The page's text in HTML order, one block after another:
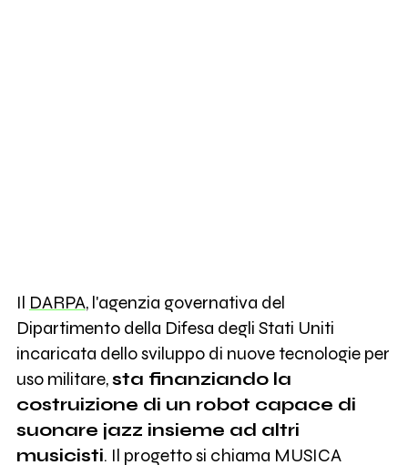
Il DARPA, l'agenzia governativa del
Dipartimento della Difesa degli Stati Uniti
incaricata dello sviluppo di nuove tecnologie per
uso militare,sta finanziando la
costruizione di un robot capace di
suonare jazz insieme ad altri
musicisti. Il progetto si chiama MUSICA